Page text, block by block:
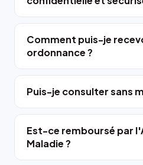
Comment puis-je
ordonnance ?
Puis-je consulter sans
Est-ce remboursé par
Maladie ?